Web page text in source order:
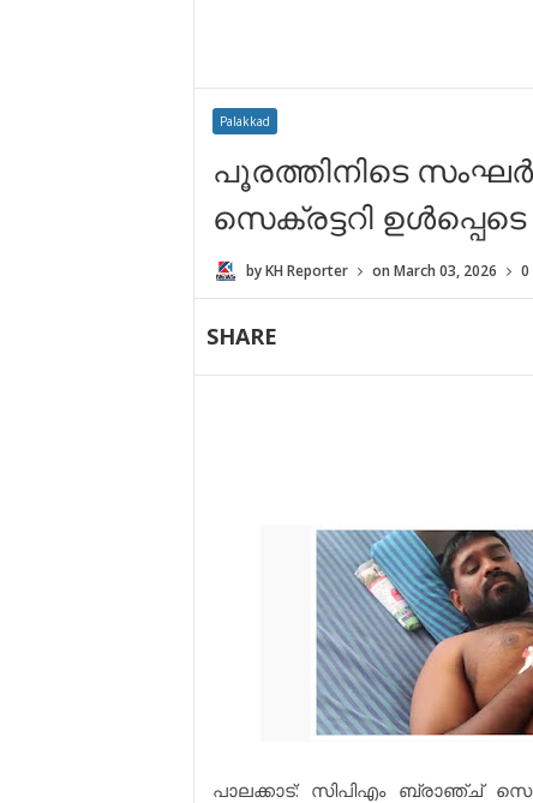
Palakkad
പൂരത്തിനിടെ
സെക്രട്ടറി
byKH Reporter on March 03, 2026 0
SHARE
പാലക്കാട്: സിപിഎം ബ്രാഞ്ച്